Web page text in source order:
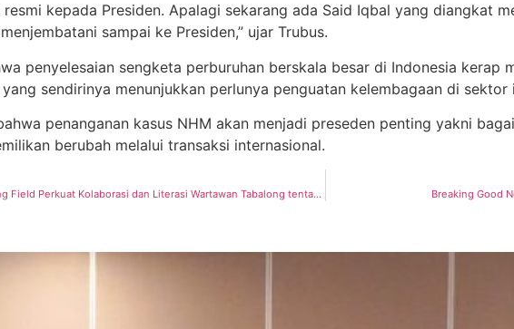
kepada Presiden. Apalagi sekarang ada Said Iqbal yang diangkat
sampai ke Presiden,” ujar Trubus.
penyelesaian sengketa perburuhan berskala besar di Indonesia
sendirinya menunjukkan perlunya penguatan kelembagaan di sektor
penanganan kasus NHM akan menjadi preseden penting yakni
berubah melalui transaksi internasional.
Gelar BASO IGA PHI Edisi Olahraga, Pertamina EP Tanjung Field Perkuat Kolaborasi dan Literasi Wartawan Tabalong tentang Hulu Migas Breaking Good